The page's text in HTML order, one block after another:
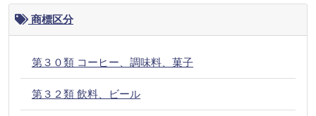
商標区分
第３０類 コーヒー、調味料、菓子
第３２類 飲料、ビール